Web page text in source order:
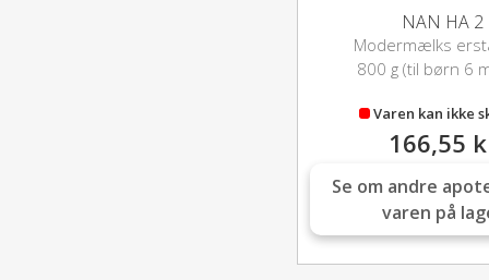
NAN HA 2
Modermælks
800 g (til børn 6
Varen kan ikke
166,55
Se om andre
varen på